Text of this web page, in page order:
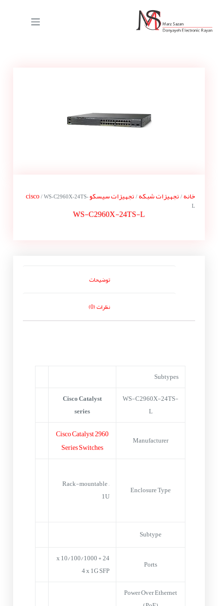
خانه/ تجهیزات شبکه/ تجهیزات سیسکو cisco/ WS-C2960X-24TS-
L
WS-C2960X-24TS-L
توضیحات
نظرات (0)
Subtypes
WS-C2960X-24TS-
L
Cisco Catalyst
series
Manufacturer
Cisco Catalyst 2960
Series Switches
Enclosure Type
Rack-mountable –
1U
Subtype
Ports
24 x 10/100/1000 +
4 x 1G SFP
Power Over Ethernet